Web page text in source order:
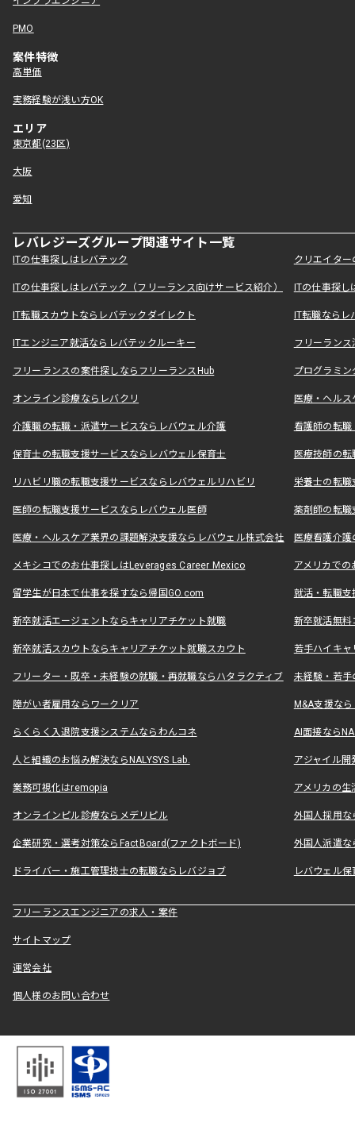
PMO
案件特徴
高単価
実務経験が浅い方OK
エリア
東京都(23区)
大阪
愛知
レバレジーズグループ関連サイト一覧
ITの仕事探しはレバテック クリエイタ
ITの仕事探しはレバテック（フリーランス向けサービス紹介） ITの仕事探
IT転職スカウトならレバテックダイレクト IT転職なら
ITエンジニア就活ならレバテックルーキー フリーラン
フリーランスの案件探しならフリーランスHub プログラミ
オンライン診療ならレバクリ 医療・ヘル
介護職の転職・派遣サービスならレバウェル介護 看護師の転
保育士の転職支援サービスならレバウェル保育士 医療技師の
リハビリ職の転職支援サービスならレバウェルリハビリ 栄養士の転
医師の転職支援サービスならレバウェル医師 薬剤師の転
医療・ヘルスケア業界の課題解決支援ならレバウェル株式会社 医療看護介
メキシコでのお仕事探しはLeverages Career Mexico アメリカで
留学生が日本で仕事を探すなら帰国GO.com 就活・転職
新卒就活エージェントならキャリアチケット就職 新卒就活無料
新卒就活スカウトならキャリアチケット就職スカウト 若手ハイキ
フリーター・既卒・未経験の就職・再就職ならハタラクティブ 未経験・若手
障がい者雇用ならワークリア M&A支援な
らくらく入退院支援システムならわんコネ AI面接なら
人と組織のお悩み解決ならNALYSYS Lab. アジャイル
業務可視化はremopia アメリカの
オンラインピル診療ならメデリピル 外国人採用
企業研究・選考対策ならFactBoard(ファクトボード) 外国人派遣な
ドライバー・施工管理技士の転職ならレバジョブ レバウェル
フリーランスエンジニアの求人・案件
サイトマップ
運営会社
個人様のお問い合わせ